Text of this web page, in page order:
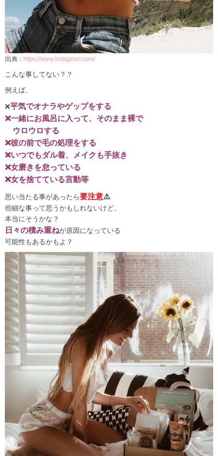
出典： https://www.instagram.com/
こんな事してない？？
例えば、
❌平気でオナラやゲップをする
❌一緒にお風呂に入って、そのまま裸で
ウロウロする
❌彼の前で毛の処理をする
❌いつでもダル着、メイクも手抜き
❌女磨きを怠っている
❌女を捨てている言動等
思い当たる事があったら要注意⚠️
些細な事って思うかもしれないけど、
本当にそうかな？
日々の積み重ねが原因になっている
可能性もあるかもよ？